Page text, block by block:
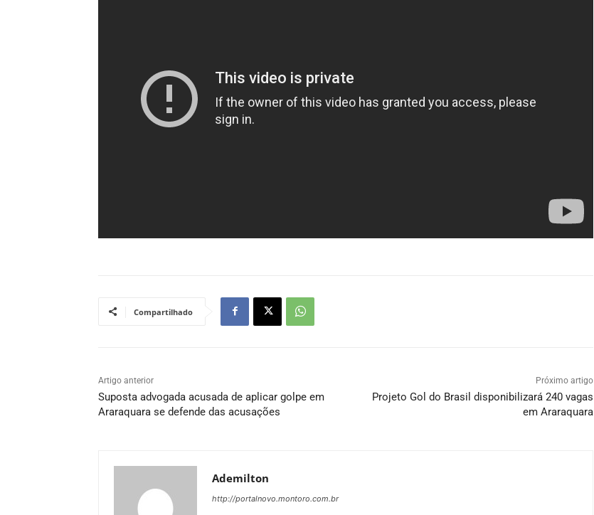
Compartilhado
Artigo anterior
Suposta advogada acusada de aplicar golpe em
Araraquara se defende das acusações
Próximo artigo
Projeto Gol do Brasil disponibilizará 240 vagas
em Araraquara
Ademilton
http://portalnovo.montoro.com.br